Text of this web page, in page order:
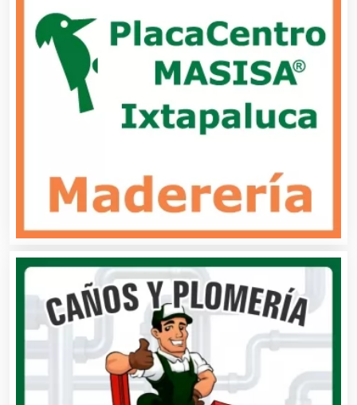
Buceo
Cafeterías
Cajas de Ahorro
Cámaras de Comercio
Camiones para Fletes
Cancelería de Aluminio